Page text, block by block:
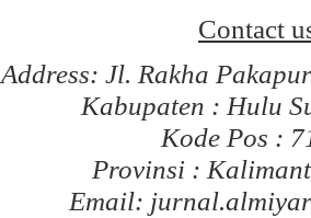
Contact
Address: Jl. Rakha
Kabupaten : Hulu
Kode Pos :
Provinsi :
Email: